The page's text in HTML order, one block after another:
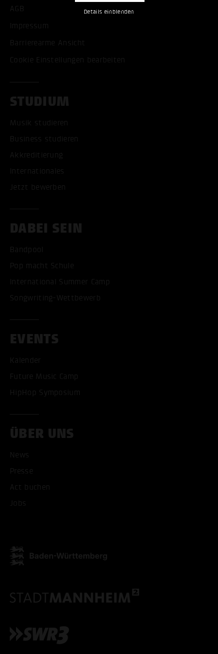
Details einblenden
AGB
Impressum
Barrierearme Ansicht
Cookie Einstellungen bearbeiten
STUDIUM
Musik studieren
Business studieren
Akkreditierung
Internationales
Jetzt bewerben
DABEI SEIN
Bandpool
Pop macht Schule
International Summer Camp
Songwriting-Wettbewerb
EVENTS
Kalender
Future Music Camp
HipHop Symposium
ÜBER UNS
News
Presse
Act buchen
Jobs